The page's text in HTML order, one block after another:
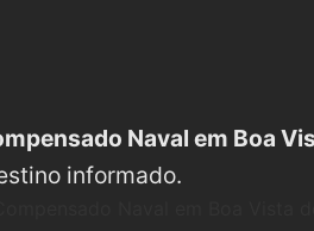
Naval em Boa
informado.